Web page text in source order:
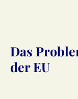
Das
der EU